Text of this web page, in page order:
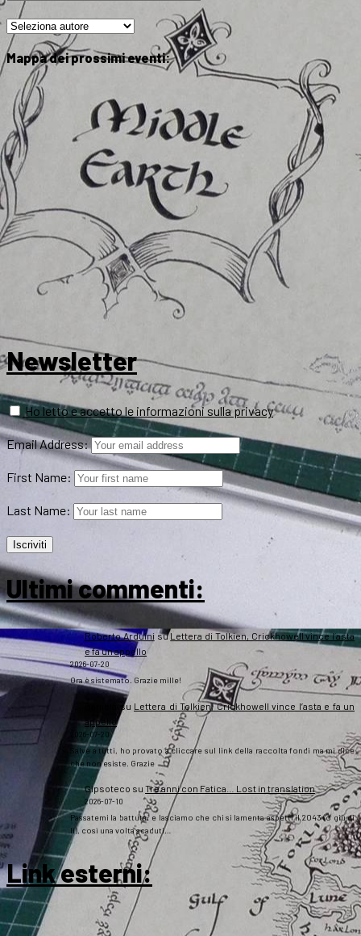
Mappa dei prossimi eventi:
Newsletter
Ho letto e accetto le informazioni sulla privacy
Email Address:
First Name:
Last Name:
Ultimi commenti:
Roberto Arduini suLettera di Tolkien, Crickhowell vince l’asta
e fa un appello
2026-07-20
Ora è sistemato. Grazie mille!
su Lettera di Tolkien, Crickhowell vince l’asta e fa un
appello
2026-07-20
Salve a tutti, ho provato a cliccare sul link della raccolta fondi ma mi dice
che non esiste. Grazie
Gipsoteco su Tre anni con Fatica… Lost in translation
2026-07-10
Passatemi la battuta: e lasciamo che chi si lamenta aspetti il 2043 (o giù di
lì), così una volta scaduti…
Link esterni: